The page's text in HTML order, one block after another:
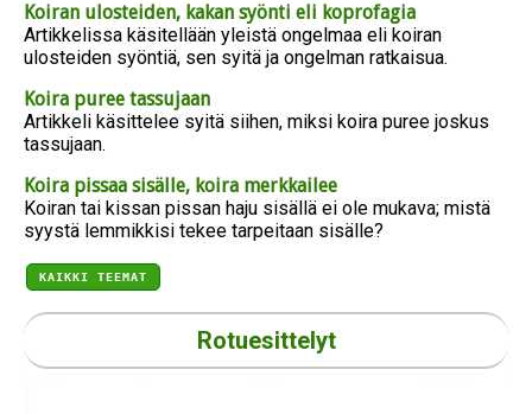
Koiran ulosteiden, kakan syönti eli koprofagia
Artikkelissa käsitellään yleistä ongelmaa eli koiran
ulosteiden syöntiä, sen syitä ja ongelman ratkaisua.
Koira puree tassujaan
Artikkeli käsittelee syitä siihen, miksi koira puree joskus
tassujaan.
Koira pissaa sisälle, koira merkkailee
Koiran tai kissan pissan haju sisällä ei ole mukava; mistä
syystä lemmikkisi tekee tarpeitaan sisälle?
KAIKKI TEEMAT
Rotuesittelyt